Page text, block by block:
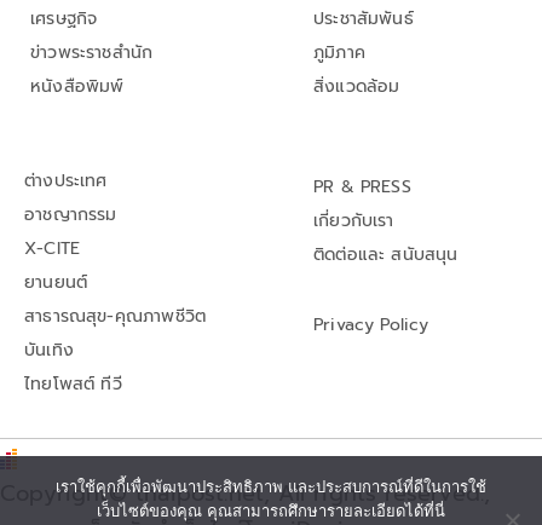
เศรษฐกิจ
ข่าวพระราชสำนัก
หนังสือพิมพ์
ประชาสัมพันธ์
ภูมิภาค
สิ่งแวดล้อม
ต่างประเทศ
อาชญากรรม
X-CITE
ยานยนต์
สาธารณสุข-คุณภาพชีวิต
บันเทิง
ไทยโพสต์ ทีวี
PR & PRESS
เกี่ยวกับเรา
ติดต่อและ สนับสนุน
Privacy Policy
Copyright© thaipost.net, All rights reserved.,
เราใช้คุกกี้เพื่อพัฒนาประสิทธิภาพ และประสบการณ์ที่ดีในการใช้
เว็บไซต์ของคุณ คุณสามารถศึกษารายละเอียดได้ที่นี่